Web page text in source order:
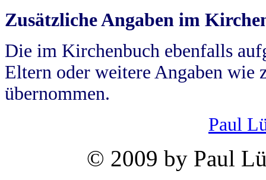
Zusätzliche Angaben im
Die im Kirchenbuch ebenfalls
Eltern oder weitere Angaben wie
übernommen.
Paul
© 2009 by Paul